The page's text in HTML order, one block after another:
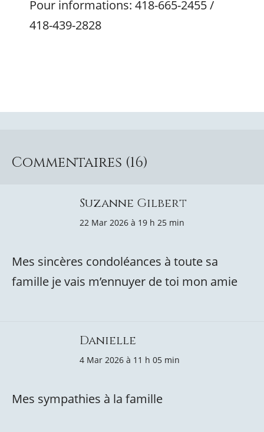
Pour informations: 418-665-2455 /
418-439-2828
Commentaires (16)
Suzanne Gilbert
22 Mar 2026 à 19 h 25 min
Mes sincères condoléances à toute sa
famille je vais m’ennuyer de toi mon amie
Danielle
4 Mar 2026 à 11 h 05 min
Mes sympathies à la famille